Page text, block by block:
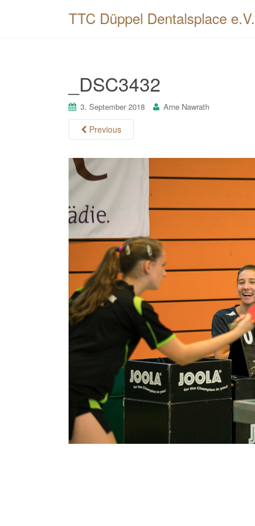
TTC Düppel Dentalsplace e.V.
_DSC3432
3. September 2018 Arne Nawrath
Previous